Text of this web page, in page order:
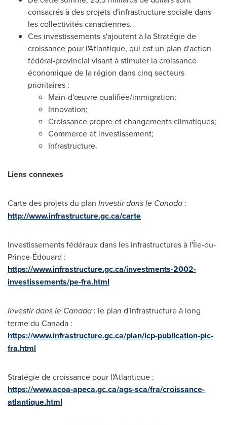
consacrés à des projets d'infrastructure sociale dans
les collectivités canadiennes.
Ces investissements s'ajoutent à la Stratégie de
croissance pour l'Atlantique, qui est un plan d'action
fédéral-provincial visant à stimuler la croissance
économique de la région dans cinq secteurs
prioritaires :
Main-d'œuvre qualifiée/immigration;
Innovation;
Croissance propre et changements climatiques;
Commerce et investissement;
Infrastructure.
Liens connexes
Carte des projets du plan Investir dans le Canada :
http://www.infrastructure.gc.ca/carte
Investissements fédéraux dans les infrastructures à l'Île-du-
Prince-Édouard :
https://www.infrastructure.gc.ca/investments-2002-
investissements/pe-fra.html
Investir dans le Canada : le plan d'infrastructure à long
terme du Canada :
https://www.infrastructure.gc.ca/plan/icp-publication-pic-
fra.html
Stratégie de croissance pour l'Atlantique :
https://www.acoa-apeca.gc.ca/ags-sca/fra/croissance-
atlantique.html